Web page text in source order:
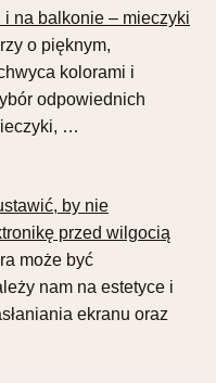
na balkonie – mieczyki
o pięknym,
kolorami i
odpowiednich
…
by nie
przed wilgocią
może być
nam na estetyce i
ekranu oraz